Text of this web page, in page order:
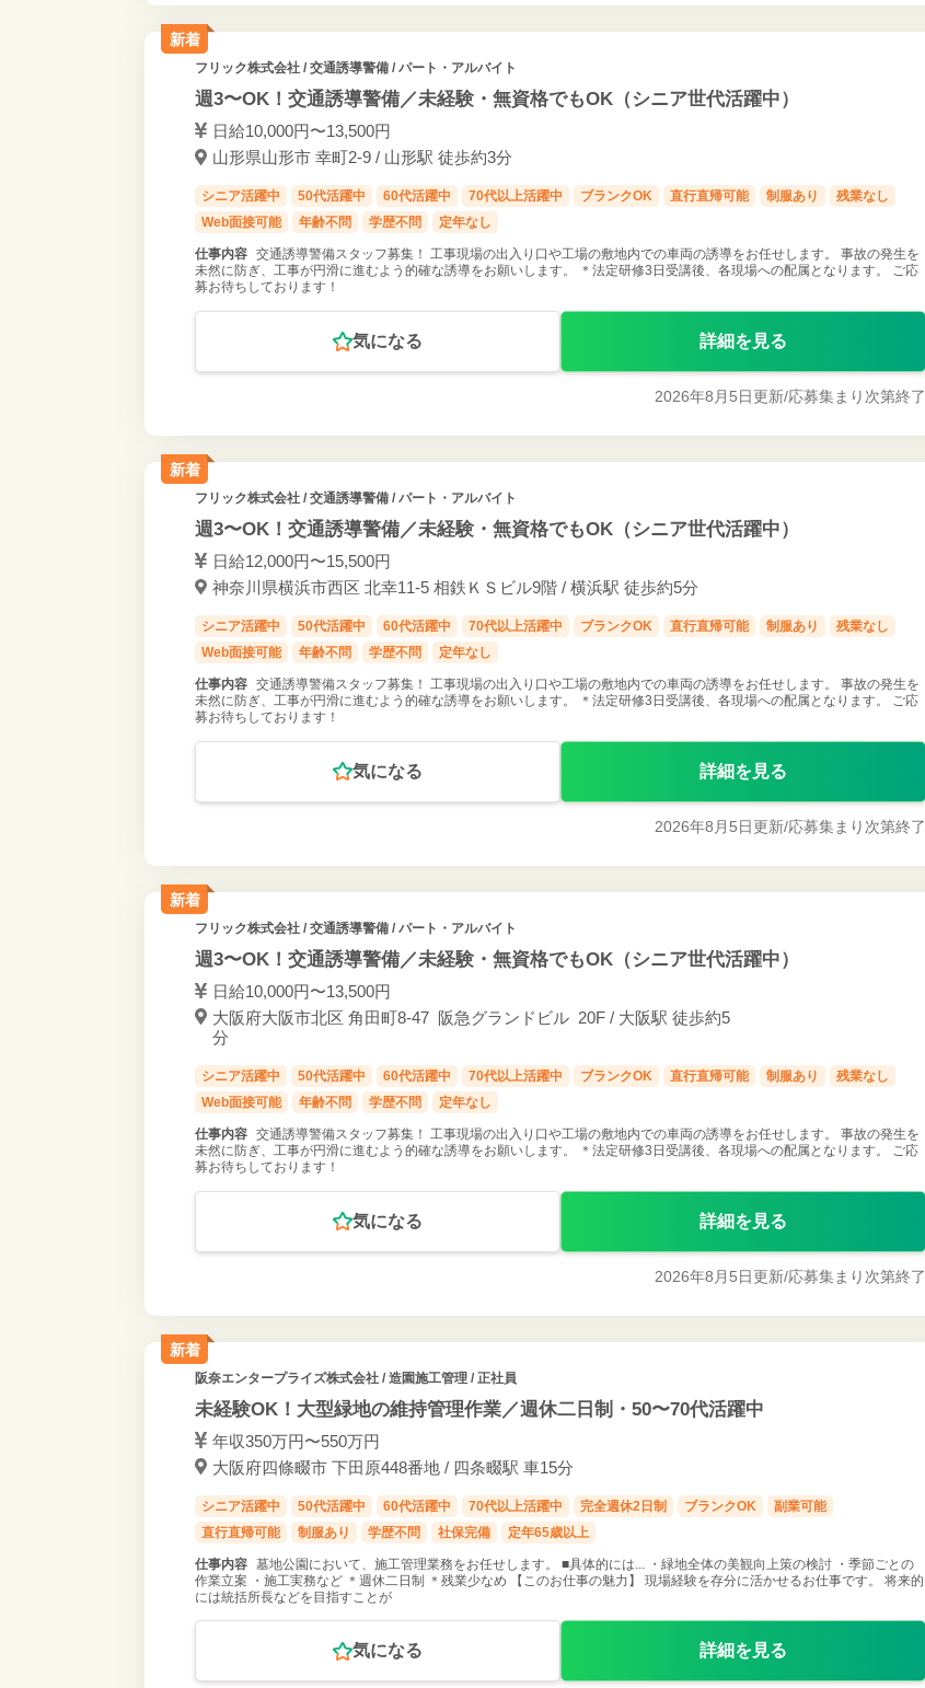
新着
フリック株式会社/ 交通誘導警備 / パート・アルバイト
週3〜OK！交通誘導警備／未経験・無資格でもOK（シニア世代活躍中）
日給10,000円〜13,500円
山形県山形市 幸町2-9 / 山形駅 徒歩約3分
シニア活躍中 50代活躍中 60代活躍中 70代以上活躍中 ブランクOK 直行直帰可能 制服あり
残業なし
Web面接可能
年齢不問 学歴不問 定年なし
仕事内容
交通誘導警備スタッフ募集！ 工事現場の出入り口や工場の敷地内での車両の誘導をお任せします。 事故の発生を
未然に防ぎ、工事が円滑に進むよう的確な誘導をお願いします。 ＊法定研修3日受講後、各現場への配属となります。 ご応
募お待ちしております！
気になる 詳細を見る
2026年8月5日更新/応募集まり次第終了
新着
フリック株式会社/ 交通誘導警備 / パート・アルバイト
週3〜OK！交通誘導警備／未経験・無資格でもOK（シニア世代活躍中）
日給12,000円〜15,500円
神奈川県横浜市西区 北幸11-5 相鉄ＫＳビル9階 / 横浜駅 徒歩約5分
シニア活躍中 50代活躍中 60代活躍中 70代以上活躍中 ブランクOK 直行直帰可能 制服あり
残業なし
Web面接可能
年齢不問 学歴不問 定年なし
仕事内容
交通誘導警備スタッフ募集！ 工事現場の出入り口や工場の敷地内での車両の誘導をお任せします。 事故の発生を
未然に防ぎ、工事が円滑に進むよう的確な誘導をお願いします。 ＊法定研修3日受講後、各現場への配属となります。 ご応
募お待ちしております！
気になる 詳細を見る
2026年8月5日更新/応募集まり次第終了
新着
フリック株式会社/ 交通誘導警備 / パート・アルバイト
週3〜OK！交通誘導警備／未経験・無資格でもOK（シニア世代活躍中）
日給10,000円〜13,500円
大阪府大阪市北区 角田町8-47 阪急グランドビル 20F / 大阪駅 徒歩約5
分
シニア活躍中 50代活躍中 60代活躍中 70代以上活躍中 ブランクOK 直行直帰可能 制服あり
残業なし
Web面接可能
年齢不問 学歴不問 定年なし
仕事内容
交通誘導警備スタッフ募集！ 工事現場の出入り口や工場の敷地内での車両の誘導をお任せします。 事故の発生を
未然に防ぎ、工事が円滑に進むよう的確な誘導をお願いします。 ＊法定研修3日受講後、各現場への配属となります。 ご応
募お待ちしております！
気になる 詳細を見る
2026年8月5日更新/応募集まり次第終了
新着
阪奈エンタープライズ株式会社/ 造園施工管理 / 正社員
未経験OK！大型緑地の維持管理作業／週休二日制・50〜70代活躍中
年収350万円〜550万円
大阪府四條畷市 下田原448番地 / 四条畷駅 車15分
シニア活躍中 50代活躍中 60代活躍中 70代以上活躍中 完全週休2日制 ブランクOK
副業可能
直行直帰可能
制服あり 学歴不問 社保完備 定年65歳以上
仕事内容
墓地公園において、施工管理業務をお任せします。 ■具体的には... ・緑地全体の美観向上策の検討 ・季節ごとの
作業立案 ・施工実務など ＊週休二日制 ＊残業少なめ 【このお仕事の魅力】 現場経験を存分に活かせるお仕事です。 将来的
には統括所長などを目指すことが
気になる 詳細を見る